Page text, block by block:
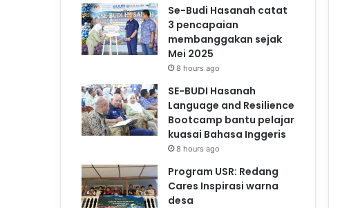
Se-Budi Hasanah catat
3 pencapaian
membanggakan sejak
Mei 2025
8 hours ago
SE-BUDI Hasanah
Language and Resilience
Bootcamp bantu pelajar
kuasai Bahasa Inggeris
8 hours ago
Program USR: Redang
Cares Inspirasi warna
desa